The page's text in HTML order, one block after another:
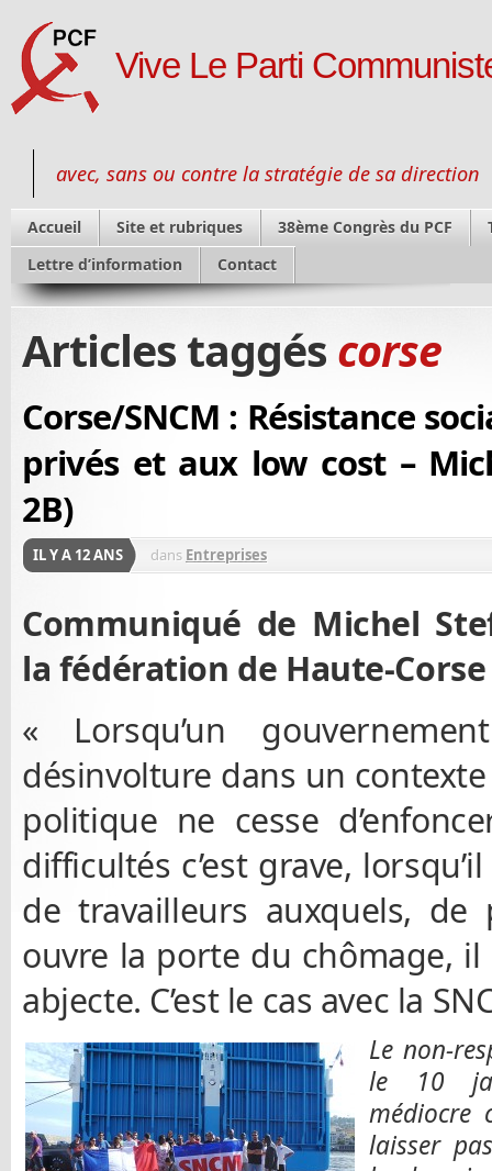
Vive Le Parti
avec, sans ou contre la stratégie de sa direction
Accueil Site et rubriques 38ème Congrès du PCF
Lettre d’information
Contact
Articles taggés corse
Corse/SNCM : Résistance
privés et aux low cost –
2B)
IL Y A 12 ANS dans Entreprises
Communiqué de Michel
la fédération de Haute-Corse
« Lorsqu’un
désinvolture dans un
politique ne cesse
difficultés c’est grave,
de travailleurs auxquels,
ouvre la porte du chômage,
abjecte. C’est le cas avec la
Le non-
le 10
médiocre
laisser